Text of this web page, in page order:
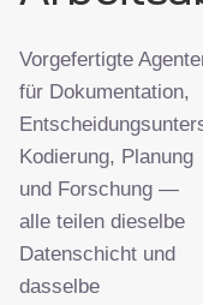
Vorgefertigte
für Dokumentation,
Kodierung, Planung
und Forschung —
alle teilen dieselbe
Datenschicht und
dasselbe